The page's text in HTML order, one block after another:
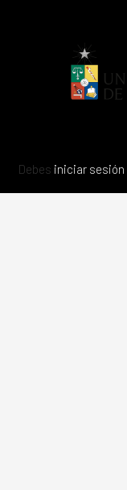
Debes iniciar sesión